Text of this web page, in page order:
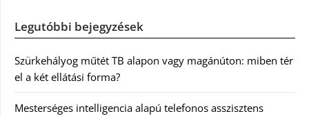
Legutóbbi bejegyzések
Szürkehályog műtét TB alapon vagy magánúton: miben tér
el a két ellátási forma?
Mesterséges intelligencia alapú telefonos asszisztens